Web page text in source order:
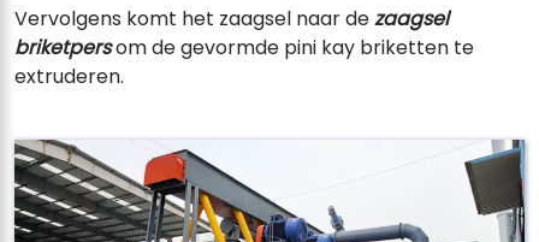
Vervolgens komt het zaagsel naar dezaagsel
briketpersom de gevormde pini kay briketten te
extruderen.